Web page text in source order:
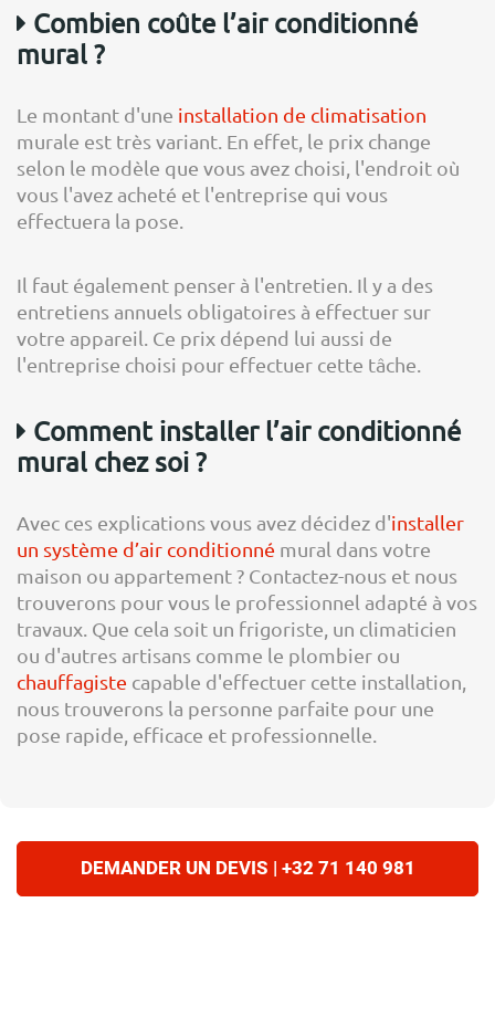
Combien coûte l’air conditionné
mural ?
Le montant d'une installation de climatisation
murale est très variant. En effet, le prix change
selon le modèle que vous avez choisi, l'endroit où
vous l'avez acheté et l'entreprise qui vous
effectuera la pose.
Il faut également penser à l'entretien. Il y a des
entretiens annuels obligatoires à effectuer sur
votre appareil. Ce prix dépend lui aussi de
l'entreprise choisi pour effectuer cette tâche.
Comment installer l’air conditionné
mural chez soi ?
Avec ces explications vous avez décidez d'installer
un système d’air conditionné mural dans votre
maison ou appartement ? Contactez-nous et nous
trouverons pour vous le professionnel adapté à vos
travaux. Que cela soit un frigoriste, un climaticien
ou d'autres artisans comme le plombier ou
chauffagiste capable d'effectuer cette installation,
nous trouverons la personne parfaite pour une
pose rapide, efficace et professionnelle.
DEMANDER UN DEVIS | +32 71 140 981